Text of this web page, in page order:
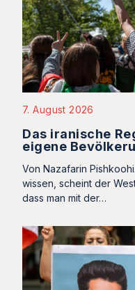
7. August 2026
Das iranische
eigene
Von Nazafarin
wissen, scheint der
dass man mit der…